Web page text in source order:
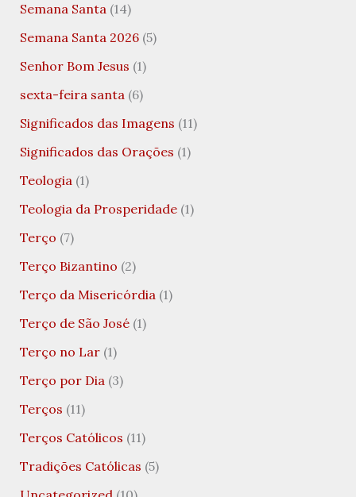
Semana Santa(14)
Semana Santa 2026(5)
Senhor Bom Jesus (1)
sexta-feira santa(6)
Significados das Imagens (11)
Significados das Orações (1)
Teologia(1)
Teologia da Prosperidade(1)
Terço (7)
Terço Bizantino (2)
Terço da Misericórdia(1)
Terço de São José(1)
Terço no Lar(1)
Terço por Dia(3)
Terços (11)
Terços Católicos (11)
Tradições Católicas (5)